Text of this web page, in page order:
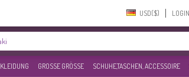
USD($)‎ LOGIN
GROSSE GRÖSSE SCHUHE,TASCHEN, ACCESSOIRE